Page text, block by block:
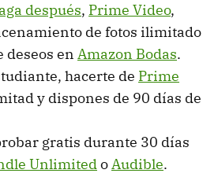
después, Prime Video,
de fotos ilimitado
deseos en Amazon Bodas.
hacerte de Prime
y dispones de 90 días de
gratis durante 30 días
UnlimitedoAudible.